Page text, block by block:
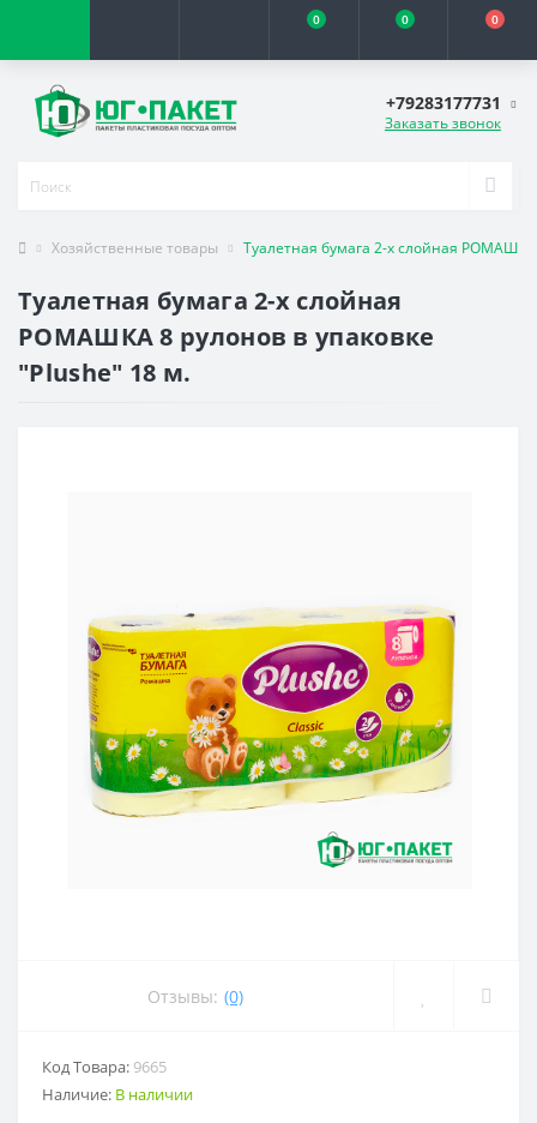
0 0 0
+79283177731
Заказать звонок
Хозяйственные товары Туалетная бумага 2-х слойная РОМАШКА
Туалетная бумага 2-х слойная
РОМАШКА 8 рулонов в упаковке
"Plushe" 18 м.
Отзывы: (0)
Код Товара: 9665
Наличие: В наличии